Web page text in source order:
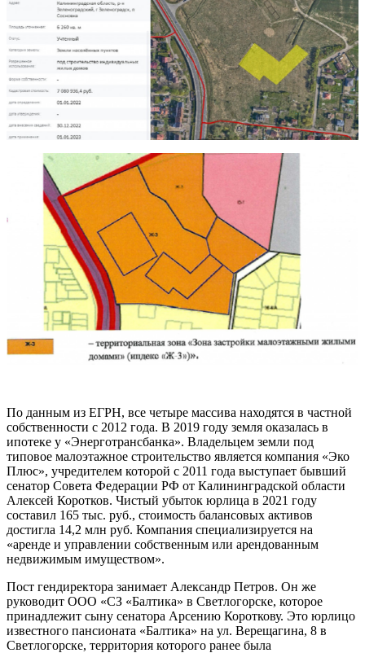
По данным из ЕГРН, все четыре массива находятся в частной
собственности с 2012 года. В 2019 году земля оказалась в
ипотеке у «Энерготрансбанка». Владельцем земли под
типовое малоэтажное строительство является компания «Эко
Плюс», учредителем которой с 2011 года выступает бывший
сенатор Совета Федерации РФ от Калининградской области
Алексей Коротков. Чистый убыток юрлица в 2021 году
составил 165 тыс. руб., стоимость балансовых активов
достигла 14,2 млн руб. Компания специализируется на
«аренде и управлении собственным или арендованным
недвижимым имуществом».
Пост гендиректора занимает Александр Петров. Он же
руководит ООО «СЗ «Балтика» в Светлогорске, которое
принадлежит сыну сенатора Арсению Короткову. Это юрлицо
известного пансионата «Балтика» на ул. Верещагина, 8 в
Светлогорске, территория которого ранее была